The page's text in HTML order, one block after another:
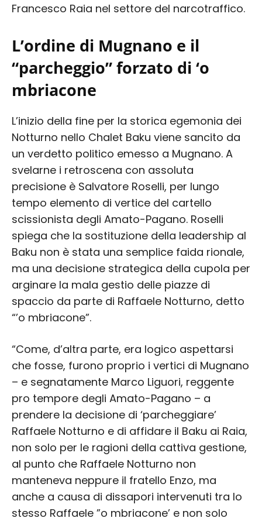
Francesco Raia nel settore del narcotraffico.
L’ordine di Mugnano e il
“parcheggio” forzato di ‘o
mbriacone
L’inizio della fine per la storica egemonia dei
Notturno nello Chalet Baku viene sancito da
un verdetto politico emesso a Mugnano. A
svelarne i retroscena con assoluta
precisione è Salvatore Roselli, per lungo
tempo elemento di vertice del cartello
scissionista degli Amato-Pagano. Roselli
spiega che la sostituzione della leadership al
Baku non è stata una semplice faida rionale,
ma una decisione strategica della cupola per
arginare la mala gestio delle piazze di
spaccio da parte di Raffaele Notturno, detto
“’o mbriacone”.
“Come, d’altra parte, era logico aspettarsi
che fosse, furono proprio i vertici di Mugnano
– e segnatamente Marco Liguori, reggente
pro tempore degli Amato-Pagano – a
prendere la decisione di ‘parcheggiare’
Raffaele Notturno e di affidare il Baku ai Raia,
non solo per le ragioni della cattiva gestione,
al punto che Raffaele Notturno non
manteneva neppure il fratello Enzo, ma
anche a causa di dissapori intervenuti tra lo
stesso Raffaele ”o mbriacone’ e non solo